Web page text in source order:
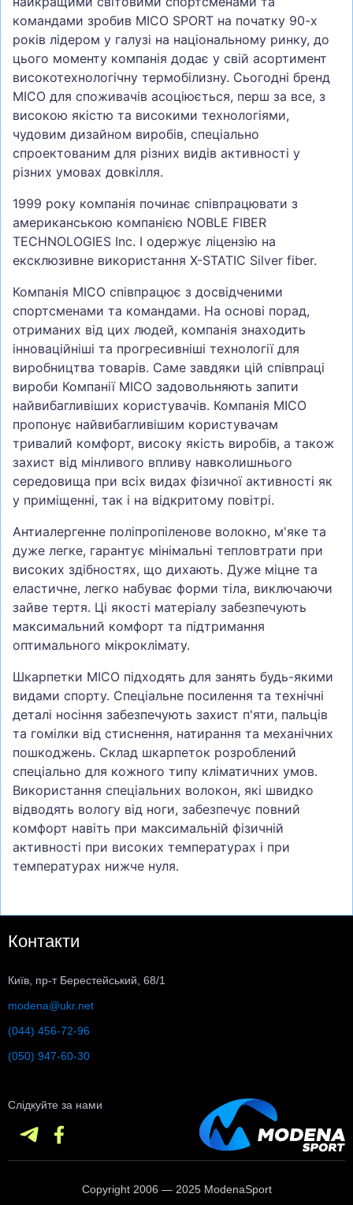
командами зробив MICO SPORT на початку 90-х
років лідером у галузі на національному ринку, до
цього моменту компанія додає у свій асортимент
високотехнологічну термобілизну. Сьогодні бренд
MICO для споживачів асоціюється, перш за все, з
високою якістю та високими технологіями,
чудовим дизайном виробів, спеціально
спроектованим для різних видів активності у
різних умовах довкілля.
1999 року компанія починає співпрацювати з
американською компанією NOBLE FIBER
TECHNOLOGIES Inc. І одержує ліцензію на
ексклюзивне використання X-STATIC Silver fiber.
Компанія MICO співпрацює з досвідченими
спортсменами та командами. На основі порад,
отриманих від цих людей, компанія знаходить
інноваційніші та прогресивніші технології для
виробництва товарів. Саме завдяки цій співпраці
вироби Компанії MICO задовольняють запити
найвибагливіших користувачів. Компанія MICO
пропонує найвибагливішим користувачам
тривалий комфорт, високу якість виробів, а також
захист від мінливого впливу навколишнього
середовища при всіх видах фізичної активності як
у приміщенні, так і на відкритому повітрі.
Антиалергенне поліпропіленове волокно, м'яке та
дуже легке, гарантує мінімальні тепловтрати при
високих здібностях, що дихають. Дуже міцне та
еластичне, легко набуває форми тіла, виключаючи
зайве тертя. Ці якості матеріалу забезпечують
максимальний комфорт та підтримання
оптимального мікроклімату.
Шкарпетки MICO підходять для занять будь-якими
видами спорту. Спеціальне посилення та технічні
деталі носіння забезпечують захист п'яти, пальців
та гомілки від стиснення, натирання та механічних
пошкоджень. Склад шкарпеток розроблений
спеціально для кожного типу кліматичних умов.
Використання спеціальних волокон, які швидко
відводять вологу від ноги, забезпечує повний
комфорт навіть при максимальній фізичній
активності при високих температурах і при
температурах нижче нуля.
Контакти
Київ, пр-т Берестейський, 68/1
modena@ukr.net
(044) 456-72-96
(050) 947-60-30
Слідкуйте за нами
Copyright 2006 — 2025 ModenaSport